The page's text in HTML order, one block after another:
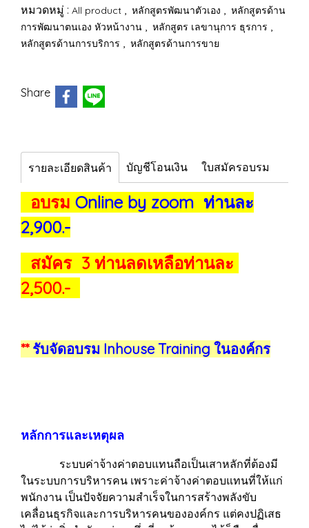
หมวดหมู่ : All product , หลักสูตรพัฒนาตัวเอง , หลักสูตรด้าน
การพัฒนาตนเอง หัวหน้างาน , หลักสูตร เลขานุการ ธุรการ ,
หลักสูตรด้านการบริการ , หลักสูตรด้านการขาย
Share
รายละเอียดสินค้า บัญชีโอนเงิน ใบสมัครอบรม
อบรม Online by zoom ท่านละ
2,900.-
สมัคร 3 ท่านลดเหลือท่านละ
2,500.-
**รับจัดอบรม Inhouse Training ในองค์กร
หลักการและเหตุผล
ระบบค่าจ้างค่าตอบแทนถือเป็นเสาหลักที่ต้องมี
ในระบบการบริหารคน เพราะค่าจ้างค่าตอบแทนที่ให้แก่
พนักงาน เป็นปัจจัยความสำเร็จในการสร้างพลังขับ
เคลื่อนธุรกิจและการบริหารคนขององค์กร แต่คงปฏิเสธ